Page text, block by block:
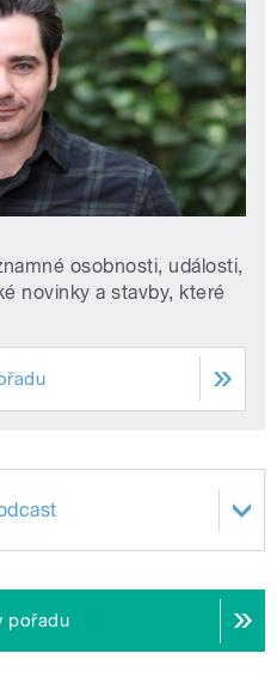
osobnosti, události,
novinky a stavby, které
pořadu